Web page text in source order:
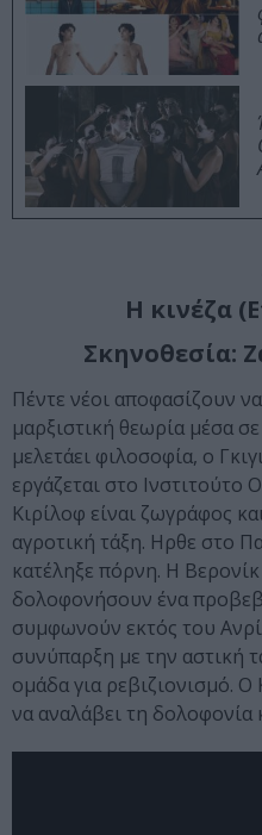
Η κινέζα
Σκηνοθεσία:
Πέντε νέοι αποφασίζουν
μαρξιστική θεωρία μέσα
μελετάει φιλοσοφία, ο
εργάζεται στο
Κιρίλοφ είναι ζωγράφος
αγροτική τάξη. Ηρθε στο
κατέληξε πόρνη. Η Βερονίκ
δολοφονήσουν ένα
συμφωνούν εκτός του
συνύπαρξη με την αστική
ομάδα για ρεβιζιονισμό. Ο
να αναλάβει τη δολοφονία